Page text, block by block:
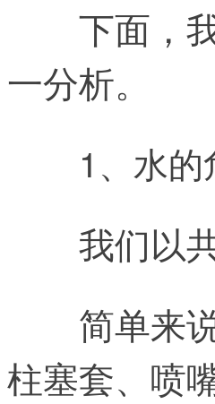
下面，
一分析。
1、水
我们以
简单来
柱塞套、喷